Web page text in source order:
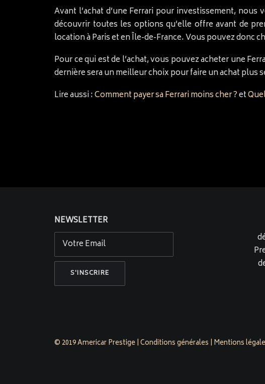
Avant l’achat d’une Ferrari pour investissement, nous
découvrir toutes les options qu’elle offre avant de
location à Paris et en Île-de-France. Vous pouvez donc
Pour ce qui est de l’achat, vous pouvez acheter une
dernière sera un meilleur choix pour faire un achat plus
Lire aussi :Comment payer sa Ferrari moins cher ?et
NEWSLETTER
© 2019 Americar Prestige |Conditions générales | Mentions